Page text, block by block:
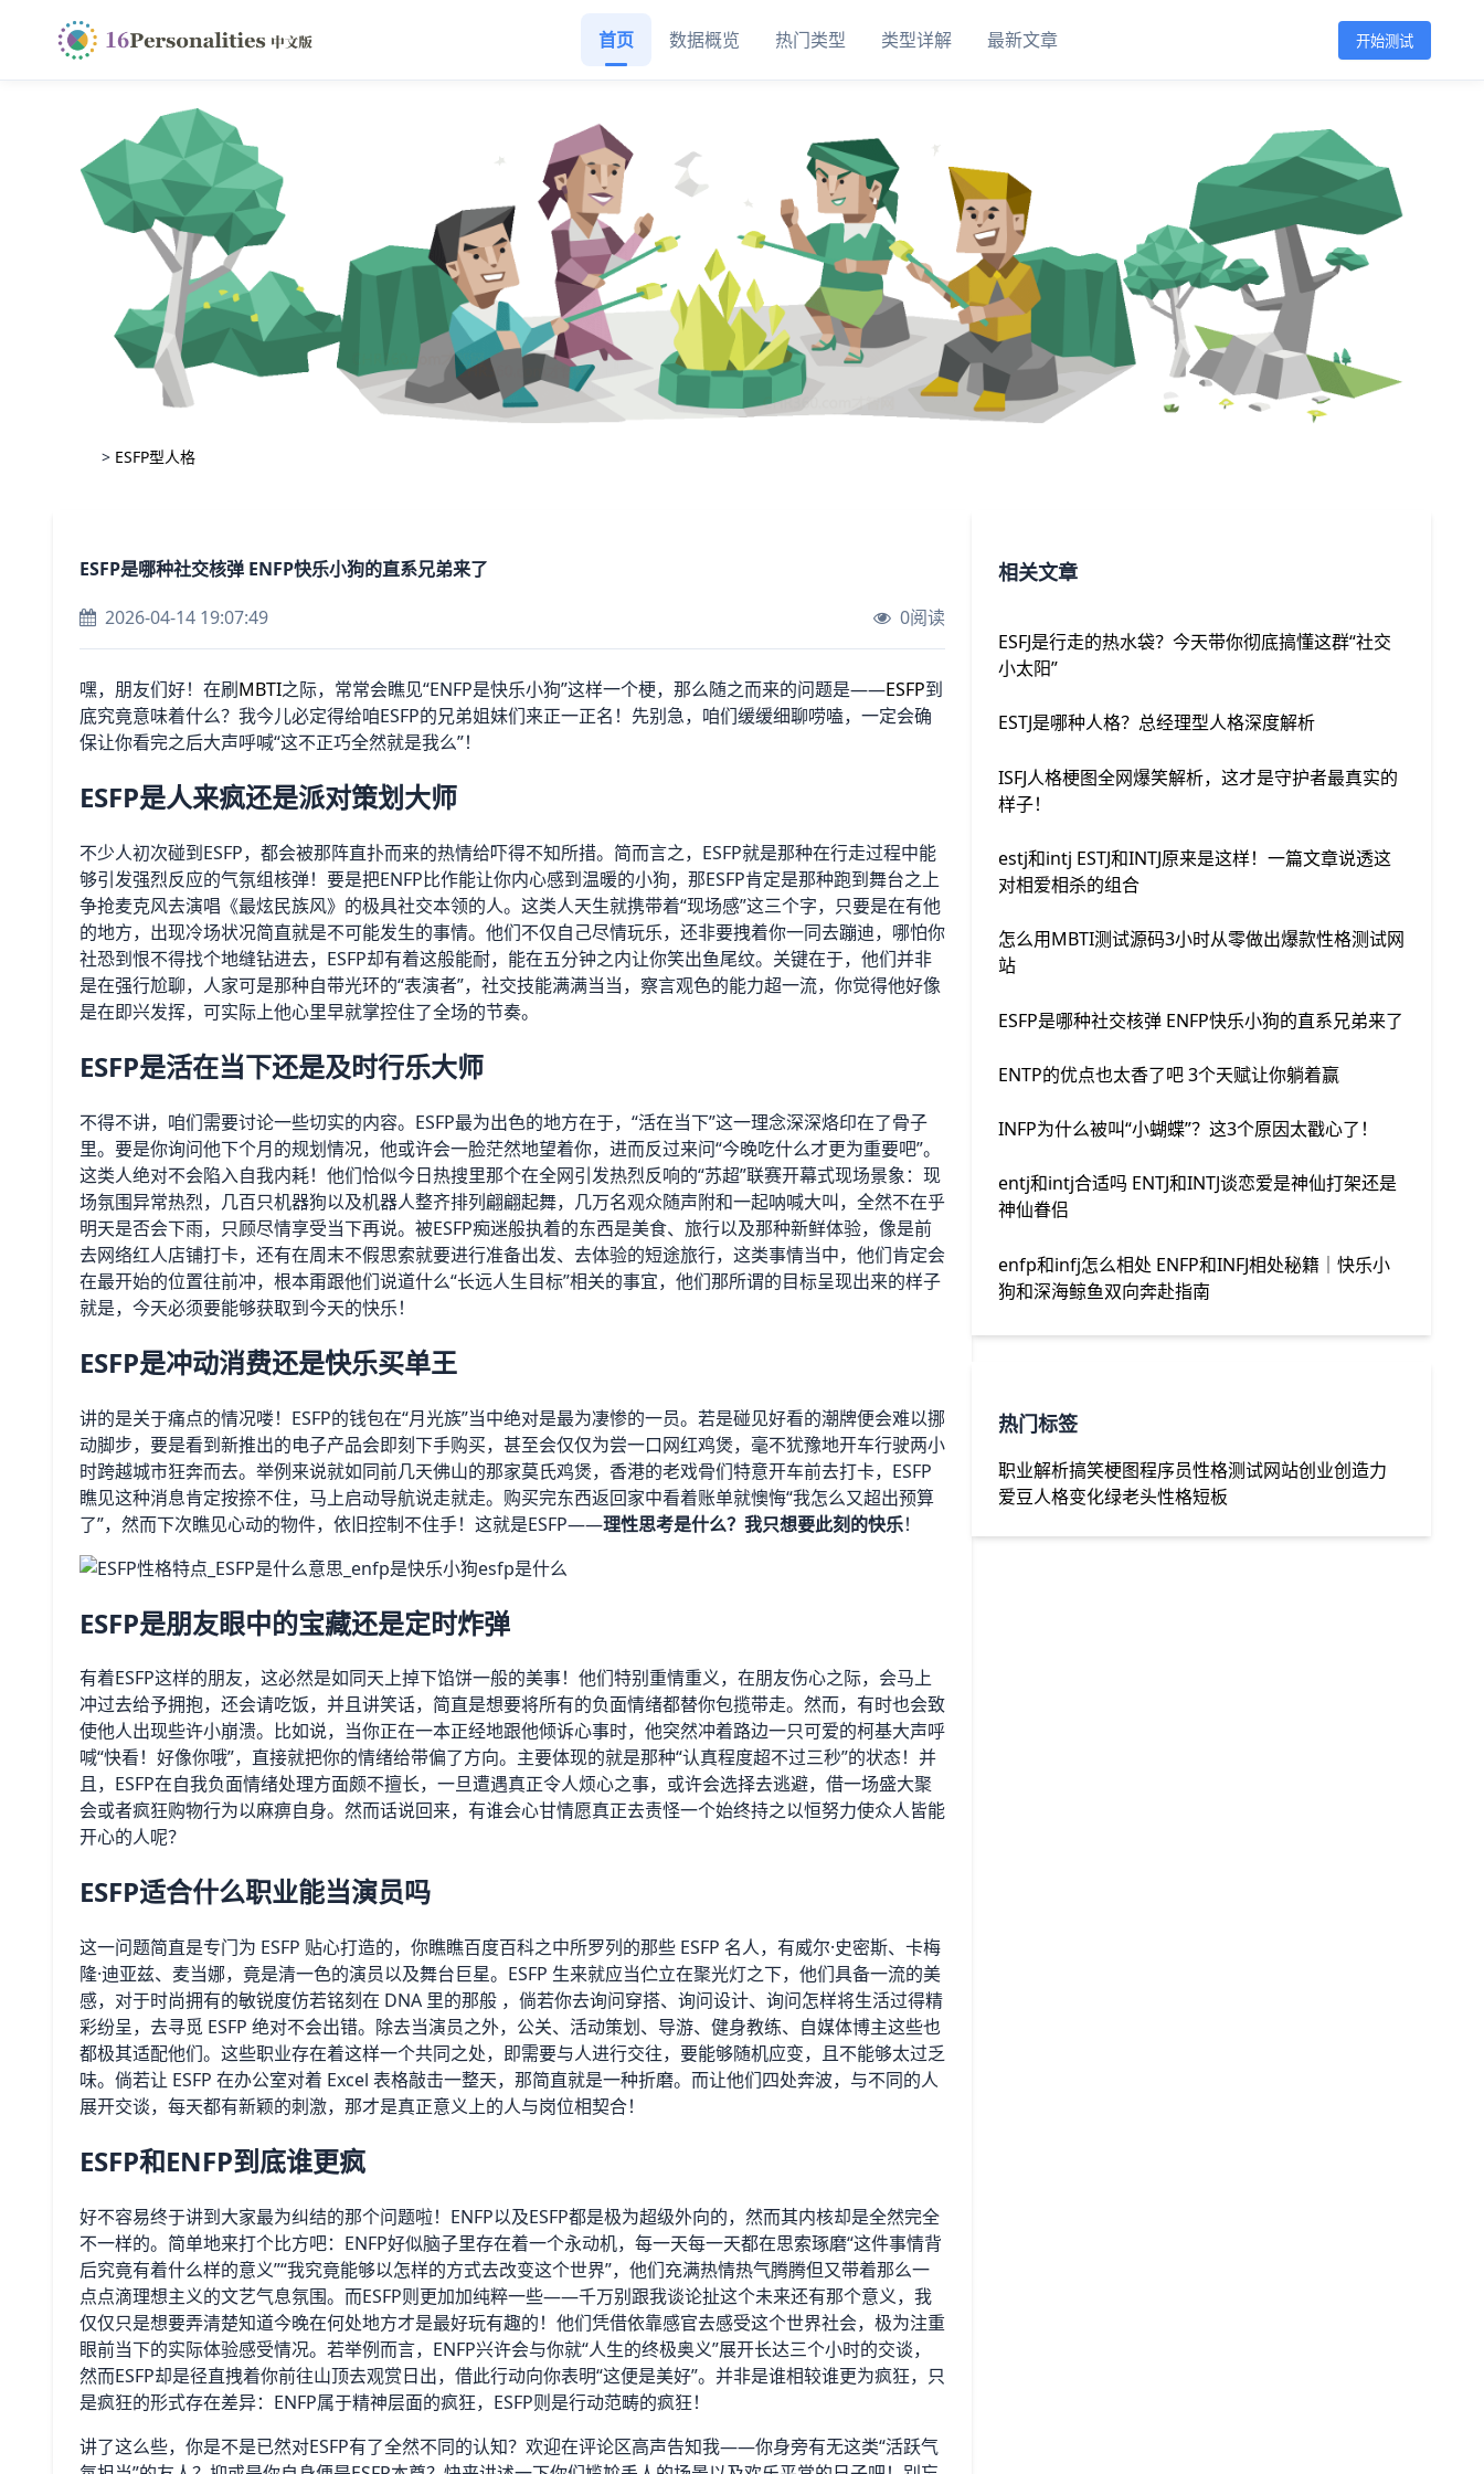
首页 数据概览 热门类型 类型详解 最新文章 开始测试
> ESFP型人格
ESFP是哪种社交核弹 ENFP快乐小狗的直系兄弟来了
2026-04-14 19:07:49
0阅读
嘿，朋友们好！在刷MBTI之际，常常会瞧见“ENFP是快乐小狗”这样一个梗，那么随之而来的问题是——ESFP到
底究竟意味着什么？我今儿必定得给咱ESFP的兄弟姐妹们来正一正名！先别急，咱们缓缓细聊唠嗑，一定会确
保让你看完之后大声呼喊“这不正巧全然就是我么”！
ESFP是人来疯还是派对策划大师
不少人初次碰到ESFP，都会被那阵直扑而来的热情给吓得不知所措。简而言之，ESFP就是那种在行走过程中能
够引发强烈反应的气氛组核弹！要是把ENFP比作能让你内心感到温暖的小狗，那ESFP肯定是那种跑到舞台之上
争抢麦克风去演唱《最炫民族风》的极具社交本领的人。这类人天生就携带着“现场感”这三个字，只要是在有他
的地方，出现冷场状况简直就是不可能发生的事情。他们不仅自己尽情玩乐，还非要拽着你一同去蹦迪，哪怕你
社恐到恨不得找个地缝钻进去，ESFP却有着这般能耐，能在五分钟之内让你笑出鱼尾纹。关键在于，他们并非
是在强行尬聊，人家可是那种自带光环的“表演者”，社交技能满满当当，察言观色的能力超一流，你觉得他好像
是在即兴发挥，可实际上他心里早就掌控住了全场的节奏。
ESFP是活在当下还是及时行乐大师
不得不讲，咱们需要讨论一些切实的内容。ESFP最为出色的地方在于，“活在当下”这一理念深深烙印在了骨子
里。要是你询问他下个月的规划情况，他或许会一脸茫然地望着你，进而反过来问“今晚吃什么才更为重要吧”。
这类人绝对不会陷入自我内耗！他们恰似今日热搜里那个在全网引发热烈反响的“苏超”联赛开幕式现场景象：现
场氛围异常热烈，几百只机器狗以及机器人整齐排列翩翩起舞，几万名观众随声附和一起呐喊大叫，全然不在乎
明天是否会下雨，只顾尽情享受当下再说。被ESFP痴迷般执着的东西是美食、旅行以及那种新鲜体验，像是前
去网络红人店铺打卡，还有在周末不假思索就要进行准备出发、去体验的短途旅行，这类事情当中，他们肯定会
在最开始的位置往前冲，根本甭跟他们说道什么“长远人生目标”相关的事宜，他们那所谓的目标呈现出来的样子
就是，今天必须要能够获取到今天的快乐！
ESFP是冲动消费还是快乐买单王
讲的是关于痛点的情况喽！ESFP的钱包在“月光族”当中绝对是最为凄惨的一员。若是碰见好看的潮牌便会难以挪
动脚步，要是看到新推出的电子产品会即刻下手购买，甚至会仅仅为尝一口网红鸡煲，毫不犹豫地开车行驶两小
时跨越城市狂奔而去。举例来说就如同前几天佛山的那家莫氏鸡煲，香港的老戏骨们特意开车前去打卡，ESFP
瞧见这种消息肯定按捺不住，马上启动导航说走就走。购买完东西返回家中看着账单就懊悔“我怎么又超出预算
了”，然而下次瞧见心动的物件，依旧控制不住手！这就是ESFP——理性思考是什么？我只想要此刻的快乐！
ESFP是朋友眼中的宝藏还是定时炸弹
有着ESFP这样的朋友，这必然是如同天上掉下馅饼一般的美事！他们特别重情重义，在朋友伤心之际，会马上
冲过去给予拥抱，还会请吃饭，并且讲笑话，简直是想要将所有的负面情绪都替你包揽带走。然而，有时也会致
使他人出现些许小崩溃。比如说，当你正在一本正经地跟他倾诉心事时，他突然冲着路边一只可爱的柯基大声呼
喊“快看！好像你哦”，直接就把你的情绪给带偏了方向。主要体现的就是那种“认真程度超不过三秒”的状态！并
且，ESFP在自我负面情绪处理方面颇不擅长，一旦遭遇真正令人烦心之事，或许会选择去逃避，借一场盛大聚
会或者疯狂购物行为以麻痹自身。然而话说回来，有谁会心甘情愿真正去责怪一个始终持之以恒努力使众人皆能
开心的人呢？
ESFP适合什么职业能当演员吗
这一问题简直是专门为 ESFP 贴心打造的，你瞧瞧百度百科之中所罗列的那些 ESFP 名人，有威尔·史密斯、卡梅
隆·迪亚兹、麦当娜，竟是清一色的演员以及舞台巨星。ESFP 生来就应当伫立在聚光灯之下，他们具备一流的美
感，对于时尚拥有的敏锐度仿若铭刻在 DNA 里的那般 ，倘若你去询问穿搭、询问设计、询问怎样将生活过得精
彩纷呈，去寻觅 ESFP 绝对不会出错。除去当演员之外，公关、活动策划、导游、健身教练、自媒体博主这些也
都极其适配他们。这些职业存在着这样一个共同之处，即需要与人进行交往，要能够随机应变，且不能够太过乏
味。倘若让 ESFP 在办公室对着 Excel 表格敲击一整天，那简直就是一种折磨。而让他们四处奔波，与不同的人
展开交谈，每天都有新颖的刺激，那才是真正意义上的人与岗位相契合！
ESFP和ENFP到底谁更疯
好不容易终于讲到大家最为纠结的那个问题啦！ENFP以及ESFP都是极为超级外向的，然而其内核却是全然完全
不一样的。简单地来打个比方吧：ENFP好似脑子里存在着一个永动机，每一天每一天都在思索琢磨“这件事情背
后究竟有着什么样的意义”“我究竟能够以怎样的方式去改变这个世界”，他们充满热情热气腾腾但又带着那么一
点点滴理想主义的文艺气息氛围。而ESFP则更加加纯粹一些——千万别跟我谈论扯这个未来还有那个意义，我
仅仅只是想要弄清楚知道今晚在何处地方才是最好玩有趣的！他们凭借依靠感官去感受这个世界社会，极为注重
眼前当下的实际体验感受情况。若举例而言，ENFP兴许会与你就“人生的终极奥义”展开长达三个小时的交谈，
然而ESFP却是径直拽着你前往山顶去观赏日出，借此行动向你表明“这便是美好”。并非是谁相较谁更为疯狂，只
是疯狂的形式存在差异：ENFP属于精神层面的疯狂，ESFP则是行动范畴的疯狂！
讲了这么些，你是不是已然对ESFP有了全然不同的认知？欢迎在评论区高声告知我——你身旁有无这类“活跃气
相关文章
ESFJ是行走的热水袋？今天带你彻底搞懂这群“社交
小太阳”
ESTJ是哪种人格？总经理型人格深度解析
ISFJ人格梗图全网爆笑解析，这才是守护者最真实的
样子！
estj和intj ESTJ和INTJ原来是这样！一篇文章说透这
对相爱相杀的组合
怎么用MBTI测试源码3小时从零做出爆款性格测试网
站
ESFP是哪种社交核弹 ENFP快乐小狗的直系兄弟来了
ENTP的优点也太香了吧 3个天赋让你躺着赢
INFP为什么被叫“小蝴蝶”？这3个原因太戳心了！
entj和intj合适吗 ENTJ和INTJ谈恋爱是神仙打架还是
神仙眷侣
enfp和infj怎么相处 ENFP和INFJ相处秘籍｜快乐小
狗和深海鲸鱼双向奔赴指南
热门标签
职业解析搞笑梗图程序员性格测试网站创业创造力
爱豆人格变化绿老头性格短板